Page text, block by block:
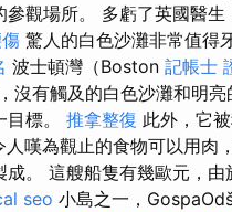
觀場所。 多虧了英國醫
驚人的白色沙灘非常值得
波士頓灣（Boston 記帳士
沒有觸及的白色沙灘和明
標。 推拿整復 此外，它
人嘆為觀止的食物可以用肉
。 這艘船隻有幾歐元，由
seo 小島之一，